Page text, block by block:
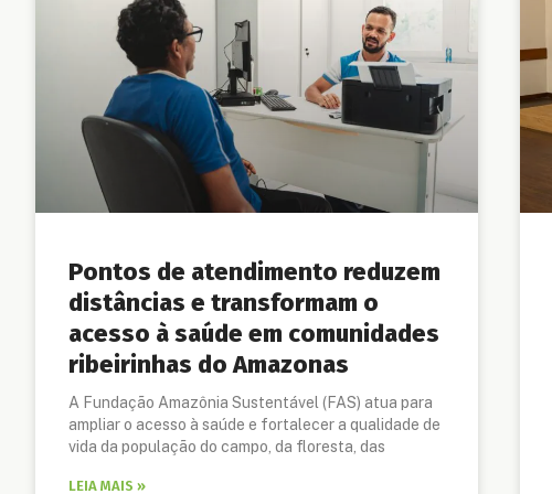
Pontos de atendimento reduzem
distâncias e transformam o
acesso à saúde em comunidades
ribeirinhas do Amazonas
A Fundação Amazônia Sustentável (FAS) atua para
ampliar o acesso à saúde e fortalecer a qualidade de
vida da população do campo, da floresta, das
LEIA MAIS »